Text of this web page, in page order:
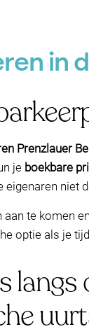
in
Prenzlauer
je boekbare
eigenaren niet
aan te komen
optie als je